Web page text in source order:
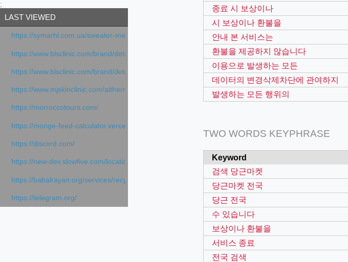
;
LAST VIEWED
https://symarhl.com.ua/sweater-merino-crew-neck-navy-blue/
https://www.blsclinic.com/brand/detail.php
https://www.blsclinic.com/brand/detail.php?c=1013&n=29306
https://www.mjskinclinic.com/aithermage
https://morroccotours.com/
https://monge-feed-calculator.vercel.app/feed-calculator
https://discord.com/
https://new-dev.slowfive.com/location/co-work?lat=37.49813&lng=127.0284&zoom=16
https://babalrayan.org/services/recycling-shredder-plant-equipment/scrap-shredder-fabrication
https://telegram.org/
종료 시 보상이나
시 보상이나 환불을
안내 본 서비스는
환불을 제공하지 않습니다
이용으로 발생하는 모든
데이터의 변경삭제차단에 관여하지
발생하는 모든 행위의
TWO WORDS KEYPHRASE
Keyword
검색 당근마켓
당근마켓 전국
당근 전국
수 있습니다
보상이나 환불을
서비스 종료
전국 검색